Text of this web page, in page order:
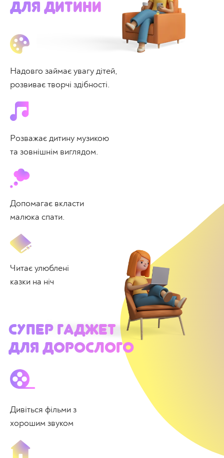
Допомагає вкласти
малюка спати.
Надовго займає увагу дітей,
розвиває творчі здібності.
Розважає дитину музикою
та зовнішнім виглядом.
Читає улюблені
казки на ніч
Дивіться фільми з
хорошим звуком
для дитини
Супер гаджет
для дорослого